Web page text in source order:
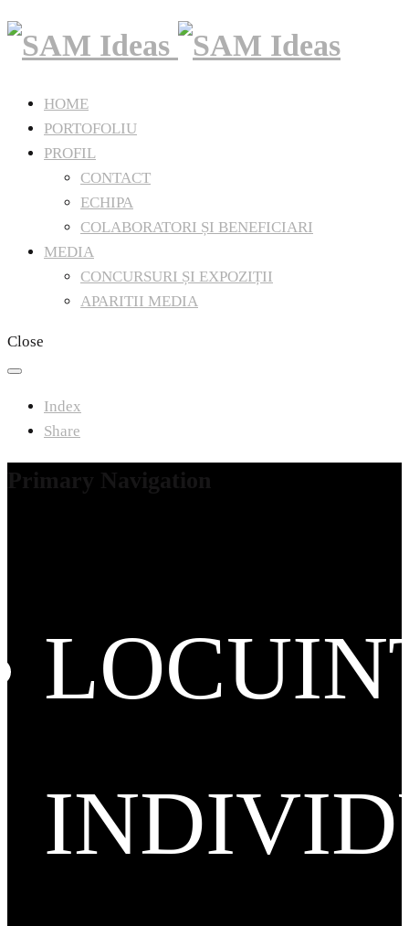
HOME
PORTOFOLIU
PROFIL
CONTACT
ECHIPA
COLABORATORI ȘI BENEFICIARI
MEDIA
CONCURSURI ȘI EXPOZIȚII
APARITII MEDIA
Close
Index
Share